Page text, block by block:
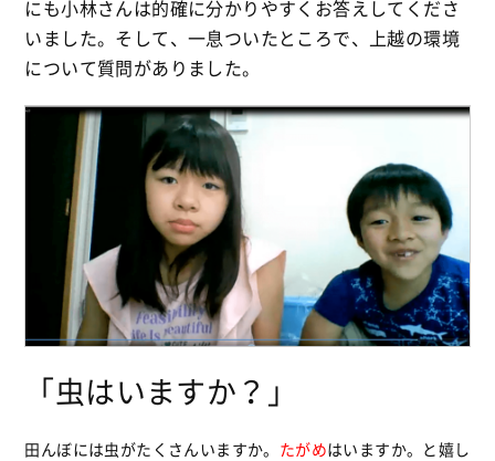
にも小林さんは的確に分かりやすくお答えしてくださ
いました。そして、一息ついたところで、上越の環境
について質問がありました。
「虫はいますか？」
田んぼには虫がたくさんいますか。 たがめはいますか。と嬉し